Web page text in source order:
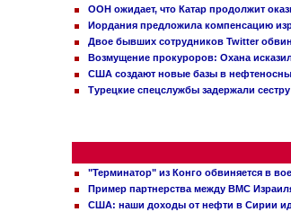
ООН ожидает, что Катар продолжит
Иордания предложила компенсацию
Двое бывших сотрудников Twitter
Возмущение прокуроров: Охана
США создают новые базы в
Турецкие спецслужбы задержали
"Терминатор" из Конго обвиняется в
Пример партнерства между ВМС
США: наши доходы от нефти в Сирии